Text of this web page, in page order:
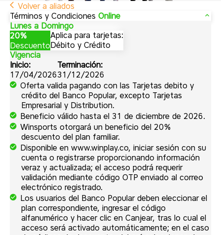
Volver a aliados
Términos y CondicionesOnline
Lunes a Domingo
20%
Descuento
Aplica para tarjetas:
Débito y Crédito
Vigencia
Inicio:
17/04/2026
Terminación:
31/12/2026
Oferta valida pagando con las Tarjetas debito y
crédito del Banco Popular, excepto Tarjetas
Empresarial y Distribution.
Beneficio válido hasta el 31 de diciembre de 2026.
Winsports otorgará un beneficio del 20%
descuento del plan familiar.
Disponible en www.winplay.co, iniciar sesión con su
cuenta o registrarse proporcionando información
veraz y actualizada; el acceso podrá requerir
validación mediante código OTP enviado al correo
electrónico registrado.
Los usuarios del Banco Popular deben eleccionar el
plan correspondiente, ingresar el código
alfanumérico y hacer clic en Canjear, tras lo cual el
acceso será activado automáticamente; en el caso